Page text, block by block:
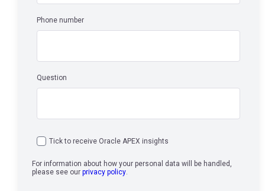
Phone number
Question
Tick to receive Oracle APEX insights
For information about how your personal data will be handled,
please see our privacy policy.